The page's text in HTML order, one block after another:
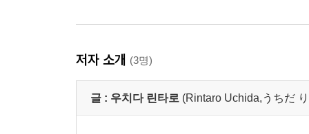
저자 소개 (3명)
글 : 우치다 린타로 (Rintaro Uchida,うちだ